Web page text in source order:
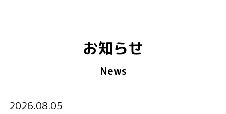
お知らせ
News
2026.08.05